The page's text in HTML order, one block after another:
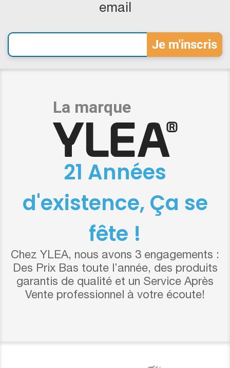
email
21 Années
d'existence, Ça se
fête !
Chez YLEA, nous avons 3 engagements :
Des Prix Bas toute l’année, des produits
garantis de qualité et un Service Après
Vente professionnel à votre écoute!